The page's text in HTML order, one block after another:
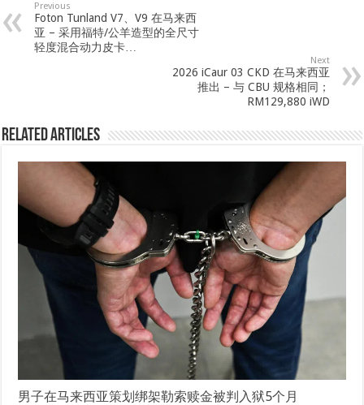
Previous
Foton Tunland V7、V9 在马来西
亚 – 采用福特/公羊造型的全尺寸
轻度混合动力皮卡…
Next
2026 iCaur 03 CKD 在马来西亚
推出 – 与 CBU 规格相同；
RM129,880 iWD
Related Articles
男子在马来西亚策划绑架勒索赎金被判入狱5个月